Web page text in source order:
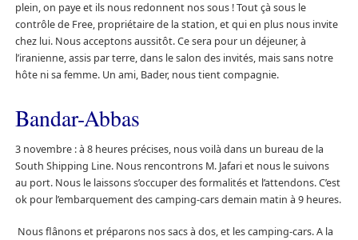
plein, on paye et ils nous redonnent nos sous ! Tout çà sous le
contrôle de Free, propriétaire de la station, et qui en plus nous invite
chez lui. Nous acceptons aussitôt. Ce sera pour un déjeuner, à
l’iranienne, assis par terre, dans le salon des invités, mais sans notre
hôte ni sa femme. Un ami, Bader, nous tient compagnie.
Bandar-Abbas
3 novembre : à 8 heures précises, nous voilà dans un bureau de la
South Shipping Line. Nous rencontrons M. Jafari et nous le suivons
au port. Nous le laissons s’occuper des formalités et l’attendons. C’est
ok pour l’embarquement des camping-cars demain matin à 9 heures.
Nous flânons et préparons nos sacs à dos, et les camping-cars. A la